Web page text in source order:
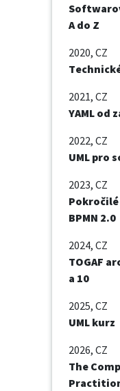
A do Z
2020, CZ
2021, CZ
YAML od
2022, CZ
UML pro
2023, CZ
BPMN 2.0
2024, CZ
TOGAF
a 10
2025, CZ
UML kurz
2026, CZ
The